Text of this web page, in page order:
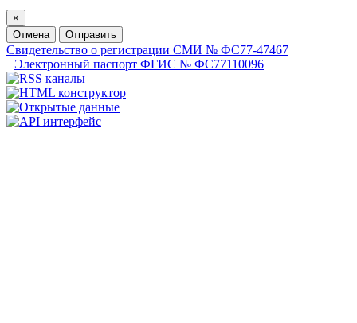
×
Отмена
Отправить
Свидетельство о регистрации СМИ № ФС77-47467
Электронный паспорт ФГИС № ФС77110096